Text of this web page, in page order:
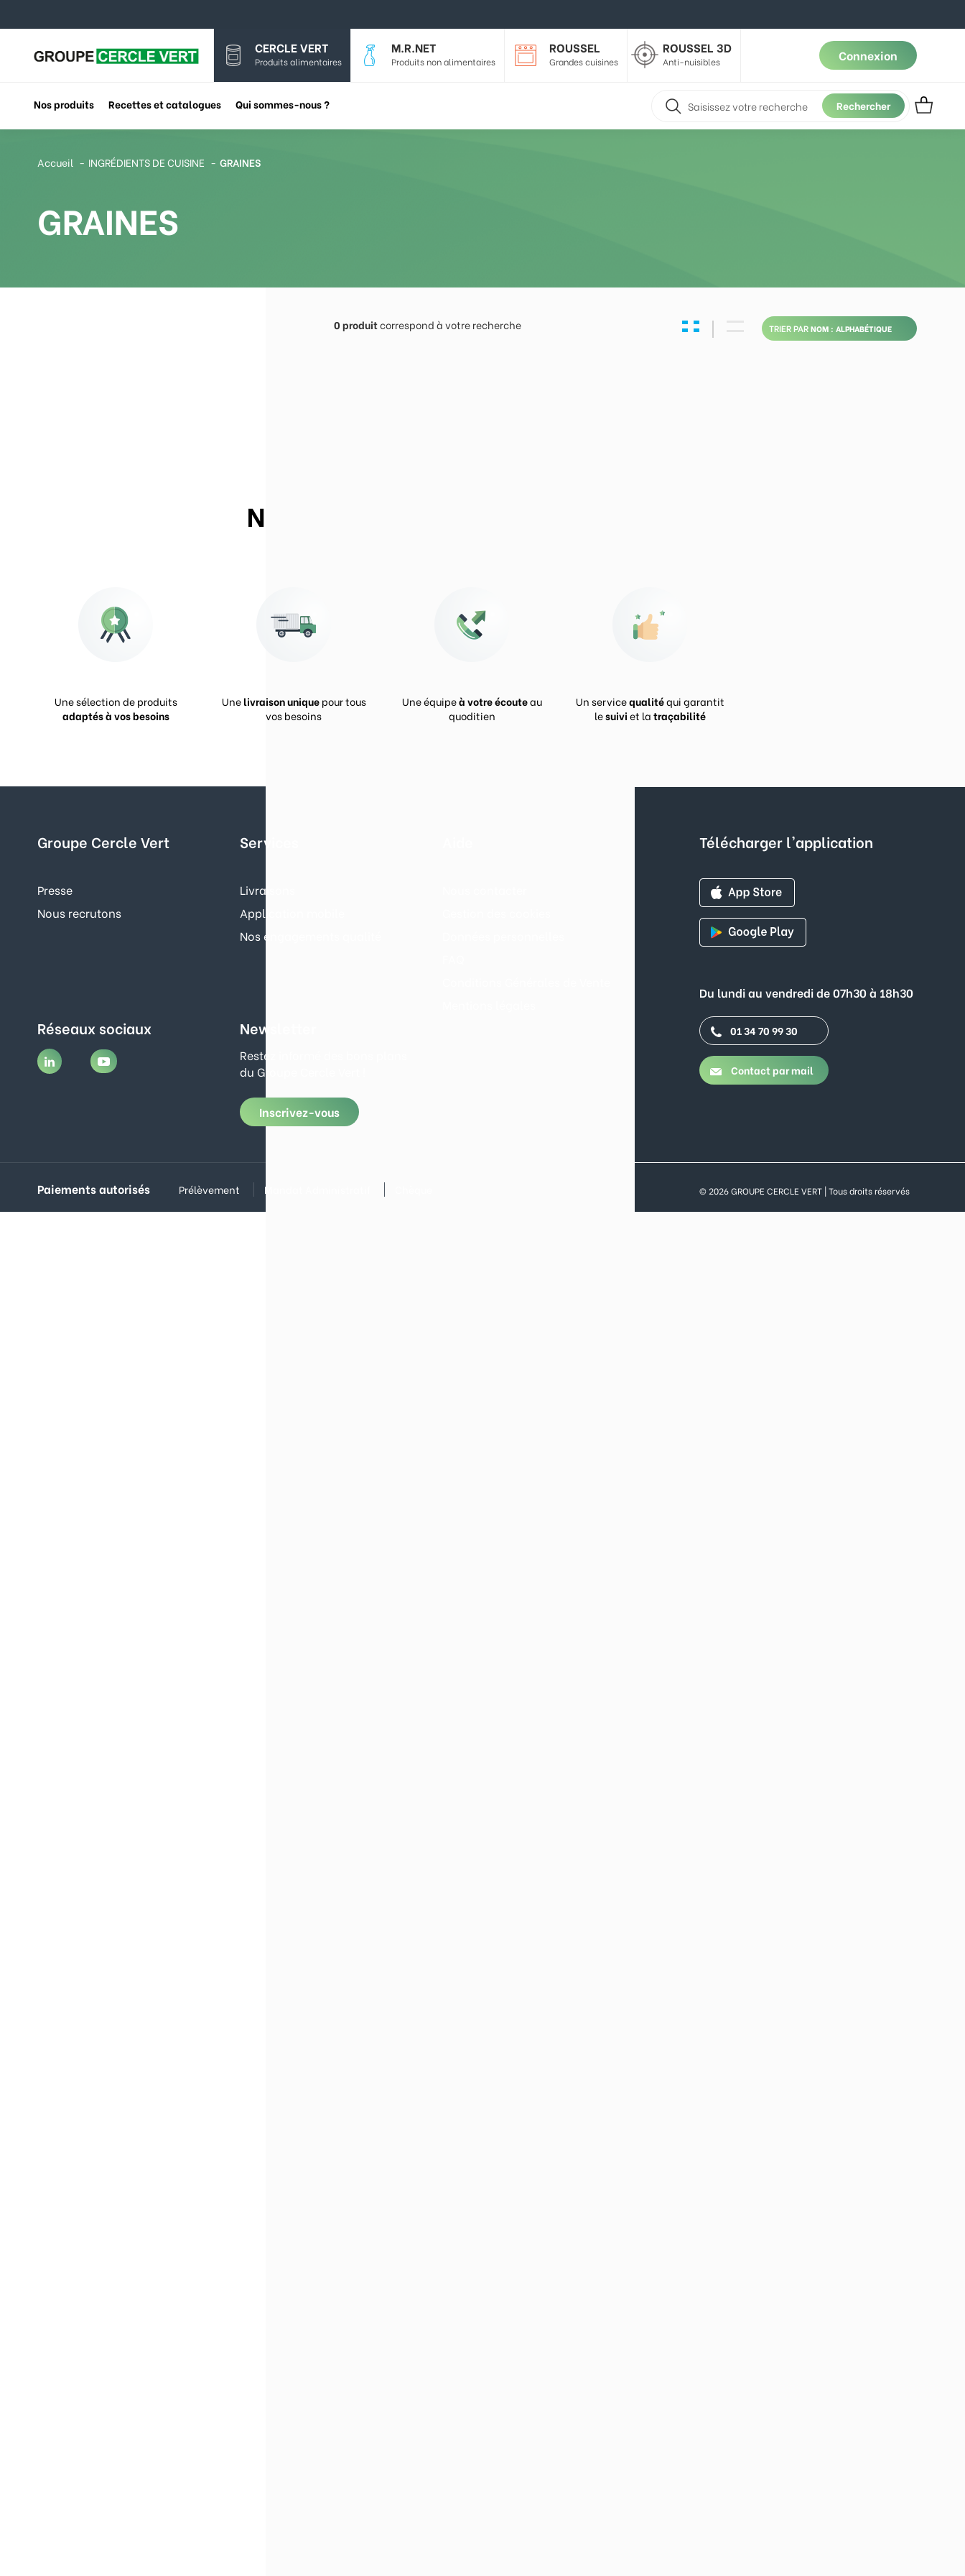
CERCLE VERT
Produits alimentaires
M.R.NET
Produits non alimentaires
ROUSSEL
Grandes cuisines
ROUSSEL 3D
Anti-nuisibles Connexion
Nos produits Recettes et catalogues Qui sommes-nous ? Rechercher
Accueil INGRÉDIENTS DE CUISINE GRAINES
GRAINES
0produitcorrespond à votre recherche TRIER PAR
Nos engagements pour
Une sélection de produits
adaptés à vos besoins
Unelivraison uniquepour tous
vos besoins
Une équipeà votre écouteau
quoditien
Un servicequalitéqui garantit
lesuiviet latraçabilité
Groupe Cercle Vert
Presse
Nous recrutons
Services
Livraisons
Application mobile
Nos engagements qualité
Réseaux sociaux Newsletter
Restez informé des bons plans
du Groupe Cercle Vert !
Inscrivez-vous
Télécharger l'application
Du lundi au vendredi de 07h30 à 18h30
01 34 70 99 30
Contact par mail
Paiements autorisés Prélèvement Mandat Administratif © 2026 GROUPE CERCLE VERT | Tous droits réservés